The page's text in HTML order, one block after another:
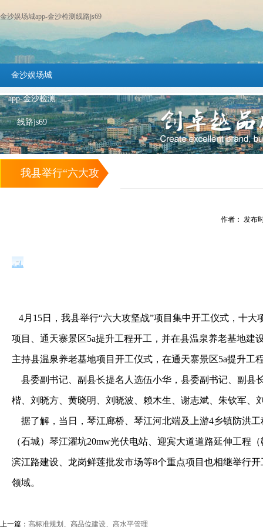
金沙娱场城app-金沙检测线路js69
金沙娱场城
app-金沙检测
线路js69
我县举行“六大攻
城app
作者： 发布
4月15日 ，我县举行“六大攻坚战”项目集中开工仪式，十大
项目、通天寨景区5a提升工程开工，并在县温泉养老基地建
主持县温泉养老基地项目开工仪式，在通天寨景区5a提升工
县委副书记、副县长提名人选伍小华，县委副书记、副
楷、刘晓方、黄晓明、刘晓波、赖木生、谢志斌、朱钦军、
据了解，当日，琴江廊桥、琴江河北端及上游4乡镇防洪
（石城）琴江濯坑20mw光伏电站、迎宾大道道路延伸工程
滨江路建设、龙岗鲜莲批发市场等8个重点项目也相继举行
领域。
上一篇： 高标准规划、高品位建设、高水平管理